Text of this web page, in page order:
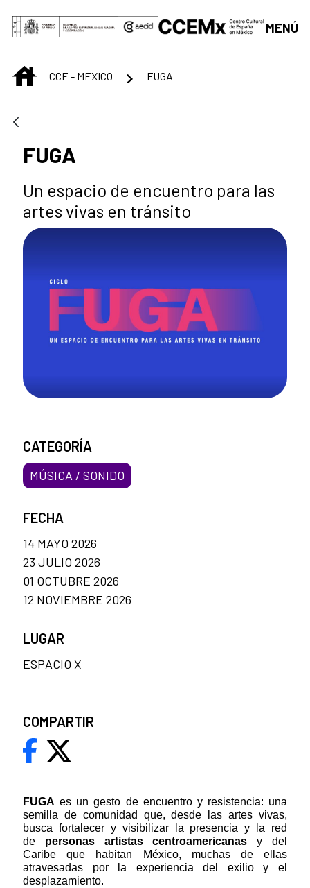
Saltar al contenido principal
MENÚ
INICIOCCE - MEXICO FUGA
FUGA
Un espacio de encuentro para las
artes vivas en tránsito
FUGA es un gesto de encuentro y resistencia: una
semilla de comunidad que, desde las artes vivas,
busca fortalecer y visibilizar la presencia y la red
de personas artistas centroamericanasy del
Caribe que habitan México, muchas de ellas
atravesadas por la experiencia del exilio y el
desplazamiento.
CATEGORÍA
MÚSICA / SONIDO
FECHA
14 MAYO 2026
23 JULIO 2026
01 OCTUBRE 2026
12 NOVIEMBRE 2026
LUGAR
ESPACIO X
COMPARTIR